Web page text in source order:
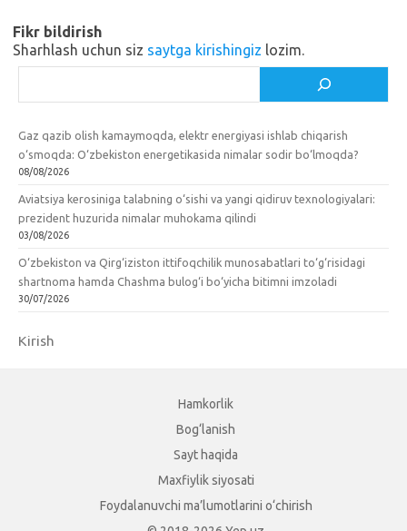
k
Fikr bildirish
Sharhlash uchun siz saytga kirishingiz lozim.
Gaz qazib olish kamaymoqda, elektr energiyasi ishlab chiqarish
o‘smoqda: O‘zbekiston energetikasida nimalar sodir bo‘lmoqda?
08/08/2026
Aviatsiya kerosiniga talabning o‘sishi va yangi qidiruv texnologiyalari:
prezident huzurida nimalar muhokama qilindi
03/08/2026
O‘zbekiston va Qirg‘iziston ittifoqchilik munosabatlari to‘g‘risidagi
shartnoma hamda Chashma bulog‘i bo‘yicha bitimni imzoladi
30/07/2026
Kirish
Hamkorlik
Bog‘lanish
Sayt haqida
Maxfiylik siyosati
Foydalanuvchi ma’lumotlarini o‘chirish